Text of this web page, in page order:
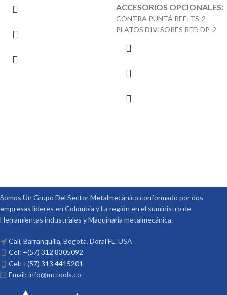
ACCESORIOS OPCIONALES:
CONTRA PUNTÁ REF: TS-2
PLATOS DIVISORES REF: DP-2
Somos Un Grupo Del Sector Metalmecánico conformado por dos
empresas lideres en Colombia y La región en el suministro de
Herramientas industriales y Maquinaria metalmecánica.
Cali, Barranquilla, Bogota, Doral FL. USA
Cel: +(57) 312 8305092
Cel: +(57) 313 4415201
Email: info@mctools.co